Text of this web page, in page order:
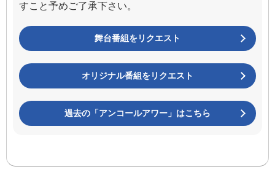
すこと予めご了承下さい。
舞台番組をリクエスト
オリジナル番組をリクエスト
過去の「アンコールアワー」はこちら